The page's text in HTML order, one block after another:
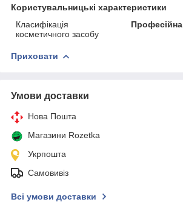
Користувальницькі характеристики
Класифікація
косметичного засобу
Професійна
Приховати
Умови доставки
Нова Пошта
Магазини Rozetka
Укрпошта
Самовивіз
Всі умови доставки